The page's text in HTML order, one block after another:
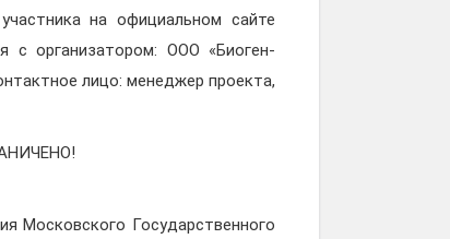
на официальном сайте
с организатором: ООО «Биоген-
лицо: менеджер проекта,
Московского Государственного